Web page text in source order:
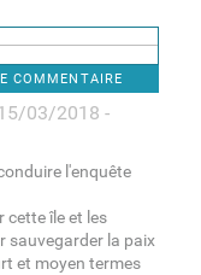
COMMENTAIRE
03/2018 -
l'enquête
cette île et les
sauvegarder la paix
et moyen termes